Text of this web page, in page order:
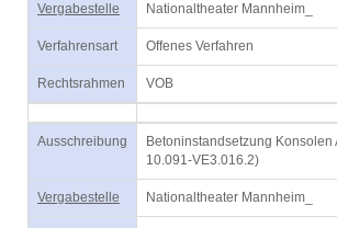
Vergabestelle Nationaltheater Mannheim_
Verfahrensart Offenes Verfahren
Rechtsrahmen VOB
Ausschreibung
Betoninstandsetzung Konsolen
10.091-VE3.016.2)
Vergabestelle Nationaltheater Mannheim_